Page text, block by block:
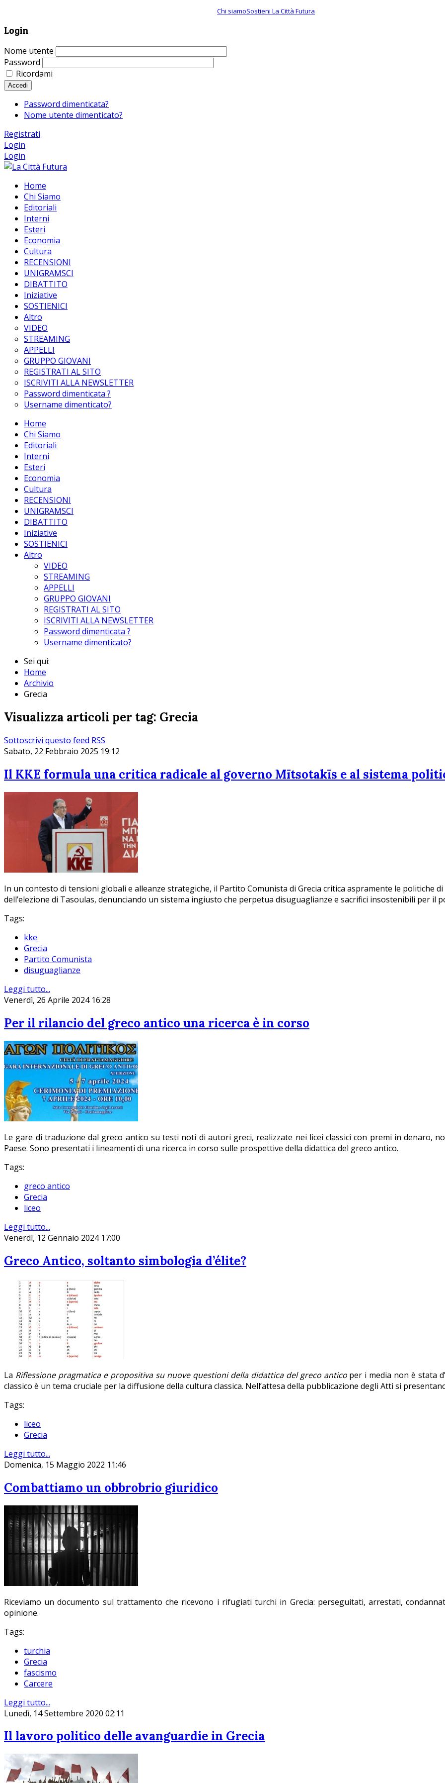
Chi siamoSostieni La Città Futura
Login
Nome utente
Password
Ricordami
Accedi
Password dimenticata?
Nome utente dimenticato?
Registrati
Login
Login
Home
Chi Siamo
Editoriali
Interni
Esteri
Economia
Cultura
RECENSIONI
UNIGRAMSCI
DIBATTITO
Iniziative
SOSTIENICI
Altro
VIDEO
STREAMING
APPELLI
GRUPPO GIOVANI
REGISTRATI AL SITO
ISCRIVITI ALLA NEWSLETTER
Password dimenticata ?
Username dimenticato?
Home
Chi Siamo
Editoriali
Interni
Esteri
Economia
Cultura
RECENSIONI
UNIGRAMSCI
DIBATTITO
Iniziative
SOSTIENICI
Altro
VIDEO
STREAMING
APPELLI
GRUPPO GIOVANI
REGISTRATI AL SITO
ISCRIVITI ALLA NEWSLETTER
Password dimenticata ?
Username dimenticato?
Sei qui:
Home
Archivio
Grecia
Visualizza articoli per tag: Grecia
Sottoscrivi questo feed RSS
Sabato, 22 Febbraio 2025 19:12
Il KKE formula una critica radicale al governo Mītsotakīs e al sistema
In un contesto di tensioni globali e alleanze strategiche, il Partito Comunista di Grecia critica aspramente le politiche
dell’elezione di Tasoulas, denunciando un sistema ingiusto che perpetua disuguaglianze e sacrifici insostenibili per il
Tags:
kke
Grecia
Partito Comunista
disuguaglianze
Leggi tutto...
Venerdì, 26 Aprile 2024 16:28
Per il rilancio del greco antico una ricerca è in corso
Le gare di traduzione dal greco antico su testi noti di autori greci, realizzate nei licei classici con premi in denaro,
Paese. Sono presentati i lineamenti di una ricerca in corso sulle prospettive della didattica del greco antico.
Tags:
greco antico
Grecia
liceo
Leggi tutto...
Venerdì, 12 Gennaio 2024 17:00
Greco Antico, soltanto simbologia d’élite?
La Riflessione pragmatica e propositiva su nuove questioni della didattica del greco anticoper i media non è stata
classico è un tema cruciale per la diffusione della cultura classica. Nell’attesa della pubblicazione degli Atti si
Tags:
liceo
Grecia
Leggi tutto...
Domenica, 15 Maggio 2022 11:46
Combattiamo un obbrobrio giuridico
Riceviamo un documento sul trattamento che ricevono i rifugiati turchi in Grecia: perseguitati, arrestati,
opinione.
Tags:
turchia
Grecia
fascismo
Carcere
Leggi tutto...
Lunedì, 14 Settembre 2020 02:11
Il lavoro politico delle avanguardie in Grecia